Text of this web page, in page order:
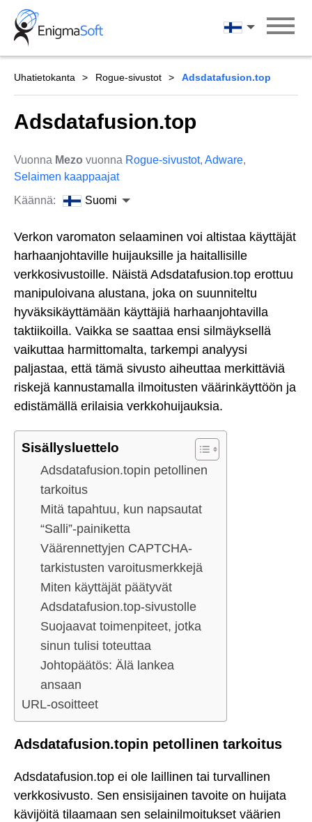
Skip
content
Suomi
Uhatietokanta Rogue-sivustot Adsdatafusion.top
Adsdatafusion.top
Vuonna Mezo vuonna Rogue-sivustot, Adware,
Selaimen kaappaajat
Käännä:
Suomi
Verkon varomaton selaaminen voi altistaa käyttäjät
harhaanjohtaville huijauksille ja haitallisille
verkkosivustoille. Näistä Adsdatafusion.top erottuu
manipuloivana alustana, joka on suunniteltu
hyväksikäyttämään käyttäjiä harhaanjohtavilla
taktiikoilla. Vaikka se saattaa ensi silmäyksellä
vaikuttaa harmittomalta, tarkempi analyysi
paljastaa, että tämä sivusto aiheuttaa merkittäviä
riskejä kannustamalla ilmoitusten väärinkäyttöön ja
edistämällä erilaisia verkkohuijauksia.
Sisällysluettelo
Adsdatafusion.topin petollinen
tarkoitus
Mitä tapahtuu, kun napsautat
“Salli”-painiketta
Väärennettyjen CAPTCHA-
tarkistusten varoitusmerkkejä
Miten käyttäjät päätyvät
Adsdatafusion.top-sivustolle
Suojaavat toimenpiteet, jotka
sinun tulisi toteuttaa
Johtopäätös: Älä lankea
ansaan
URL-osoitteet
Adsdatafusion.topin petollinen tarkoitus
Adsdatafusion.top ei ole laillinen tai turvallinen
verkkosivusto. Sen ensisijainen tavoite on huijata
kävijöitä tilaamaan sen selainilmoitukset väärien